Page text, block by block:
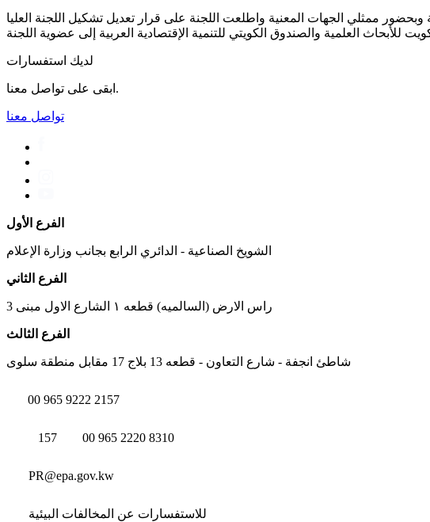
لشؤون التنمية والاستدامة وبحضور ممثلي الجهات المعنية واطلعت اللجنة على قرار تعديل تشكيل اللجنة العليا
لديك استفسارات
ابقى على تواصل معنا.
تواصل معنا
الفرع الأول
الشويخ الصناعية - الدائري الرابع بجانب وزارة الإعلام
الفرع الثاني
راس الارض (السالميه) قطعه ١ الشارع الاول مبنى 3
الفرع الثالث
شاطئ انجفة - شارع التعاون - قطعه 13 بلاج 17 مقابل منطقة سلوى
00 965 9222 2157
157 00 965 2220 8310
PR@epa.gov.kw
للاستفسارات عن المخالفات البيئية